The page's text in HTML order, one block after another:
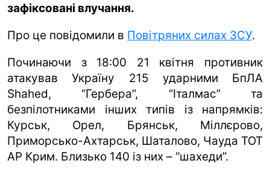
зафіксовані влучання.
Про це повідомили в Повітряних силах ЗСУ.
Починаючи з 18:00 21 квітня противник
атакував Україну 215 ударними БпЛА
Shahed, “Гербера”, “Італмас” та
безпілотниками інших типів із напрямків:
Курськ, Орел, Брянськ, Міллєрово,
Приморсько-Ахтарськ, Шаталово, Чауда ТОТ
АР Крим. Близько 140 із них – “шахеди”.